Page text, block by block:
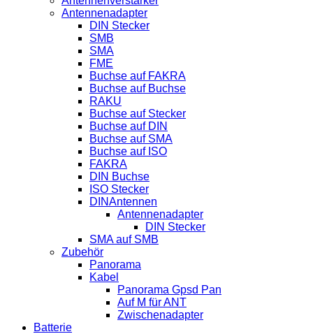
Antennenadapter
DIN Stecker
SMB
SMA
FME
Buchse auf FAKRA
Buchse auf Buchse
RAKU
Buchse auf Stecker
Buchse auf DIN
Buchse auf SMA
Buchse auf ISO
FAKRA
DIN Buchse
ISO Stecker
DINAntennen
Antennenadapter
DIN Stecker
SMA auf SMB
Zubehör
Panorama
Kabel
Panorama Gpsd Pan
Auf M für ANT
Zwischenadapter
Batterie